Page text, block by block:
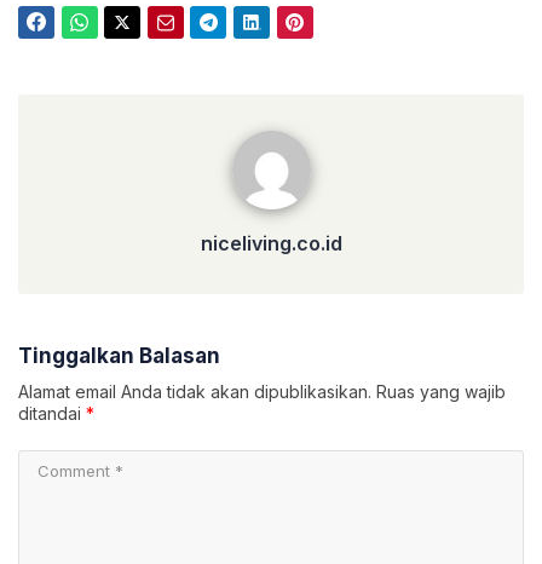
niceliving.co.id
Tinggalkan Balasan
Alamat email Anda tidak akan dipublikasikan. Ruas yang wajib
ditandai *